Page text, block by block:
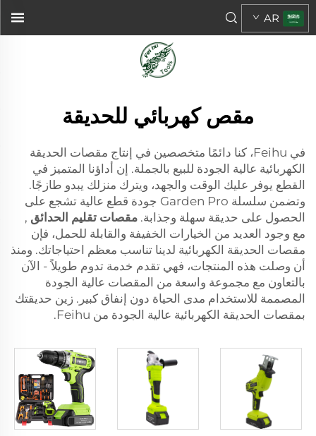
AR
مقص كهربائي للحديقة
في Feihu، كنا دائمًا متخصصين في إنتاج مقصات الحديقة
الكهربائية عالية الجودة للبيع بالجملة. إن أداؤنا المتميز في
القطع يوفر عليك الوقت والجهد، ويترك منزلك يبدو طازجًا.
وتضمن سلسلة Garden Pro جودة قطع عالية تشجع على
الحصول على حديقة سهلة وجذابة. مقصات تقليم الحدائق ,
مع وجود العديد من الخيارات الخفيفة والقابلة للحمل، فإن
مقصات الحديقة الكهربائية لدينا تناسب معظم احتياجاتك. ومنذ
أن وصلت هذه المنتجات، فهي تقدم خدمة تدوم طويلاً - الآن
بالتعاون مع مجموعة واسعة من المقصات عالية الجودة
المصممة للاستخدام مدى الحياة دون إنفاق كبير. زين حديقتك
بمقصات الحديقة الكهربائية عالية الجودة من Feihu.